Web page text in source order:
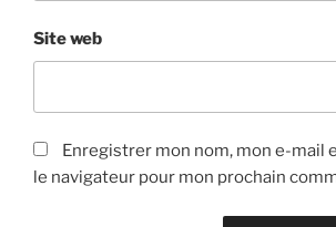
Site web
Enregistrer mon nom, mon e-mail
le navigateur pour mon prochain